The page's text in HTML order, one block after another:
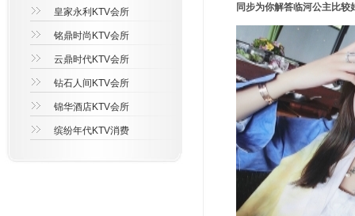
皇家永利KTV会所
铭鼎时尚KTV会所
云鼎时代KTV会所
钻石人间KTV会所
锦华酒店KTV会所
缤纷年代KTV消费
同步为你解答临河公主比